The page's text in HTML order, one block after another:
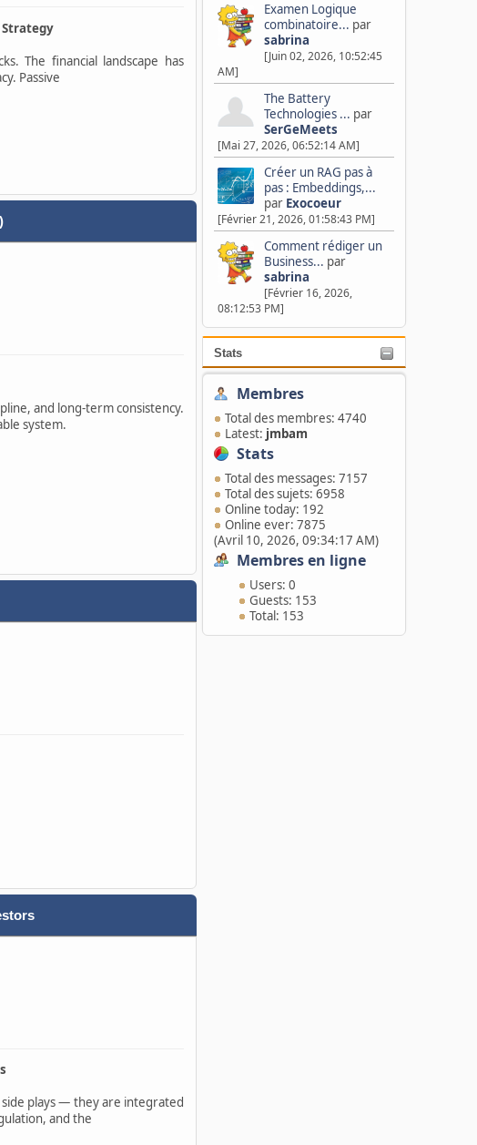
Examen Logique
combinatoire... par
sabrina
[Juin 02, 2026, 10:52:45
AM]
The Battery
Technologies ... par
SerGeMeets
[Mai 27, 2026, 06:52:14 AM]
Créer un RAG pas à
pas : Embeddings,...
par Exocoeur
[Février 21, 2026, 01:58:43 PM]
Comment rédiger un
Business... par
sabrina
[Février 16, 2026,
08:12:53 PM]
Stats
Membres
Total des membres: 4740
Latest: jmbam
Stats
Total des messages: 7157
Total des sujets: 6958
Online today: 192
Online ever: 7875
(Avril 10, 2026, 09:34:17 AM)
Membres en ligne
Users: 0
Guests: 153
Total: 153
The financial landscape has
Passive
and long-term consistency.
system.
plays — they are integrated
and the